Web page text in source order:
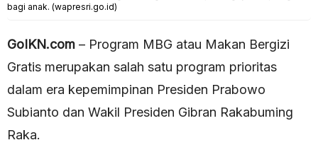
bagi anak. (wapresri.go.id)
GoIKN.com – Program MBG atau Makan Bergizi
Gratis merupakan salah satu program prioritas
dalam era kepemimpinan Presiden Prabowo
Subianto dan Wakil Presiden Gibran Rakabuming
Raka.